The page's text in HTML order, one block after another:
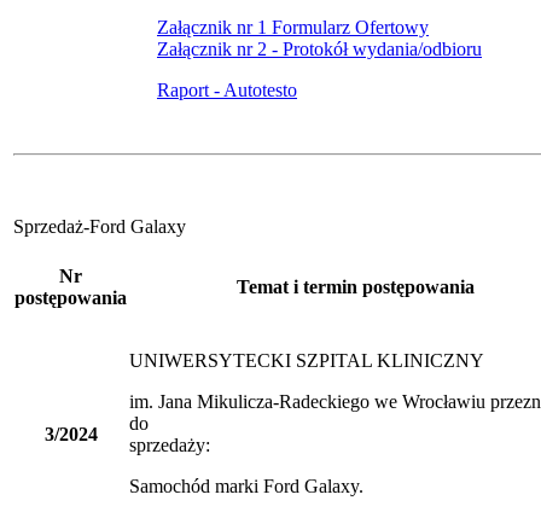
Załącznik nr 1 Formularz Ofertowy
Załącznik nr 2 - Protokół wydania/odbioru
Raport - Autotesto
Sprzedaż-Ford Galaxy
Nr
postępowania
Temat i termin postępowania
3/2024
UNIWERSYTECKI SZPITAL KLINICZNY
im. Jana Mikulicza-Radeckiego we Wrocławiu
do
Samochód marki Ford Galaxy.